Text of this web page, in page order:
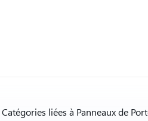
Catégories liées à Panneaux de